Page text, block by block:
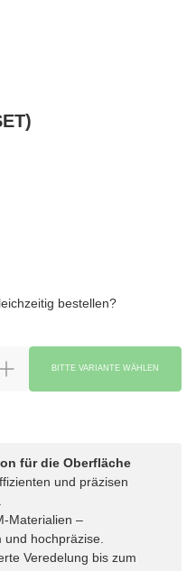
bestellen?
BITTE VARIANTE WÄHLEN
für die Oberfläche
und präzisen
Materialien –
hochpräzise.
Veredelung bis zum